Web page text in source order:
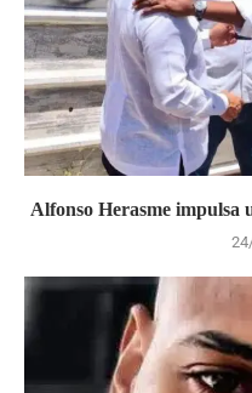
Alfonso Herasme impulsa